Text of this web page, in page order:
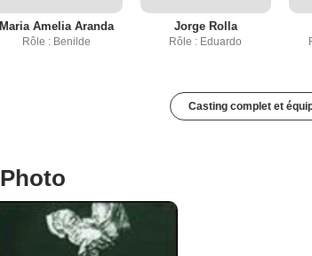
Maria Amelia Aranda
Rôle : Benilde
Jorge Rolla
Rôle : Eduardo
Casting complet et
Photo